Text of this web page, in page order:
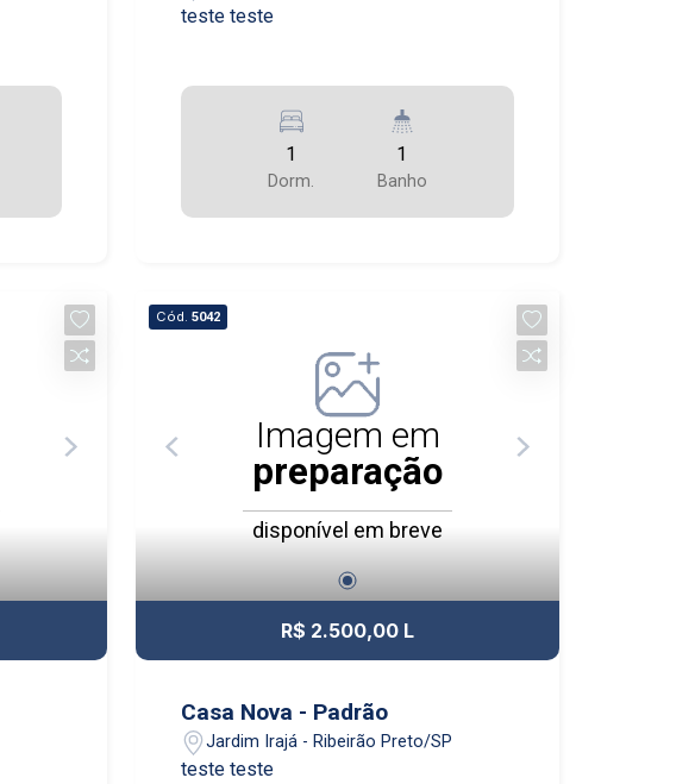
teste teste
1
Dorm.
1
Banho
Cód. 5042
Imagem em
preparação
disponível em breve
R$ 2.500,00 L
Casa Nova - Padrão
Jardim Irajá - Ribeirão Preto/SP
teste teste